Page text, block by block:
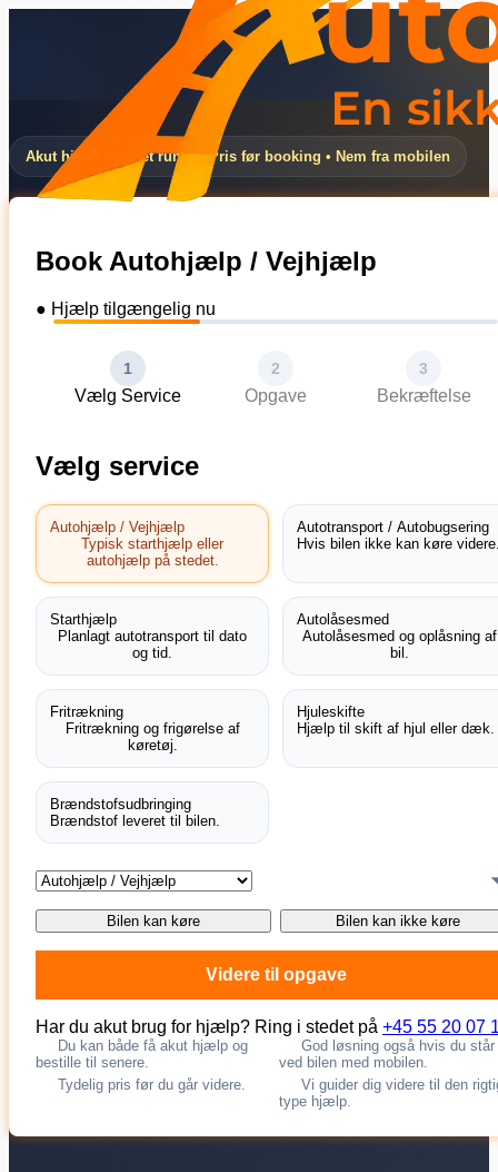
Akut hjælp døgnet rundt • Pris før booking • Nem fra mobilen
Book Autohjælp / Vejhjælp
● Hjælp tilgængelig nu
1
Vælg Service
2
Opgave
3
Bekræftelse
Vælg service
Autohjælp / Vejhjælp
Typisk starthjælp eller
autohjælp på stedet.
Autotransport / Autobugsering
Hvis bilen ikke kan køre
Starthjælp
Planlagt autotransport til dato
og tid.
Autolåsesmed
Autolåsesmed og oplåsning af
bil.
Fritrækning
Fritrækning og frigørelse af
køretøj.
Hjuleskifte
Hjælp til skift af hjul eller dæk.
Brændstofsudbringing
Brændstof leveret til bilen.
Bilen kan køre Bilen kan ikke køre
Videre til opgave
Har du akut brug for hjælp? Ring i stedet på +45 55 20 07
Du kan både få akut hjælp og
bestille til senere.
God løsning også hvis du står
ved bilen med mobilen.
Tydelig pris før du går videre.
Vi guider dig videre til den
type hjælp.